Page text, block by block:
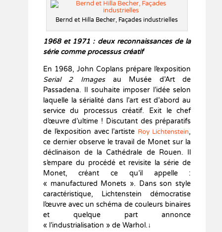
Bernd et Hilla Becher, Façades industrielles
1968 et 1971 : deux reconnaissances de la
série comme processus créatif
En 1968, John Coplans prépare l’exposition
Serial 2 Imagesau Musée d’Art de
Passadena. Il souhaite imposer l’idée selon
laquelle la sérialité dans l’art est d’abord au
service du processus créatif. Exit le chef
d’œuvre d’ultime ! Discutant des préparatifs
de l’exposition avec l’artiste Roy Lichtenstein,
ce dernier observe le travail de Monet sur la
déclinaison de la Cathédrale de Rouen. Il
s’empare du procédé et revisite la série de
Monet, créant ce qu’il appelle :
« manufactured Monets ». Dans son style
caractéristique, Lichtenstein démocratise
l’œuvre avec un schéma de couleurs binaires
et quelque part annonce
« l’industrialisation » de Warhol.↓